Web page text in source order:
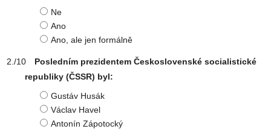
Ne
Ano
Ano, ale jen formálně
Posledním prezidentem Československé socialistické
republiky (ČSSR) byl:
Gustáv Husák
Václav Havel
Antonín Zápotocký